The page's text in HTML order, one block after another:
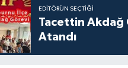
EDITÖRÜN SEÇTIĞI
Tacettin Akdağ
Atandı